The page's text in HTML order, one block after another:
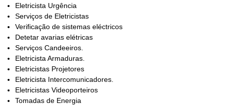
Eletricista Urgência
Serviços de Eletricistas
Verificação de sistemas eléctricos
Detetar avarias elétricas
Serviços Candeeiros.
Eletricista Armaduras.
Eletricistas Projetores
Eletricista Intercomunicadores.
Eletricistas Videoporteiros
Tomadas de Energia